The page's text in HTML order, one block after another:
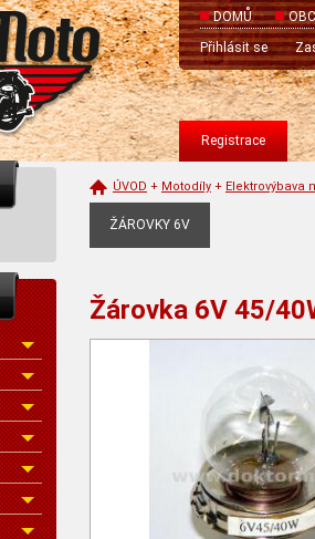
DOMŮ
Přihlásit se
Registrace
ÚVOD + Motodíly + Elektrovýbava
ŽÁROVKY 6V
Žárovka 6V 45/